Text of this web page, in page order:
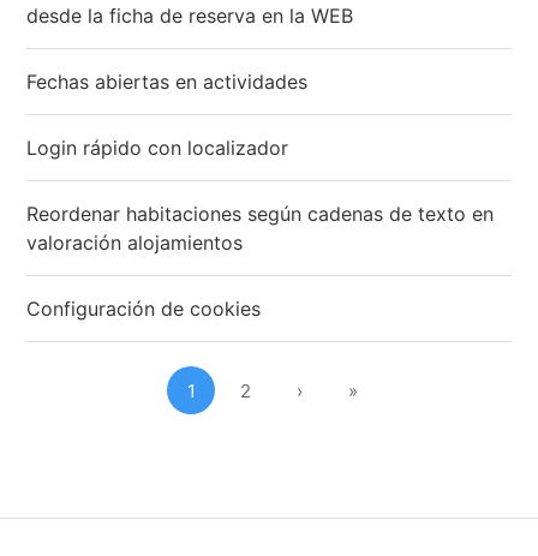
desde la ficha de reserva en la WEB
Fechas abiertas en actividades
Login rápido con localizador
Reordenar habitaciones según cadenas de texto en
valoración alojamientos
Configuración de cookies
1 2 › »